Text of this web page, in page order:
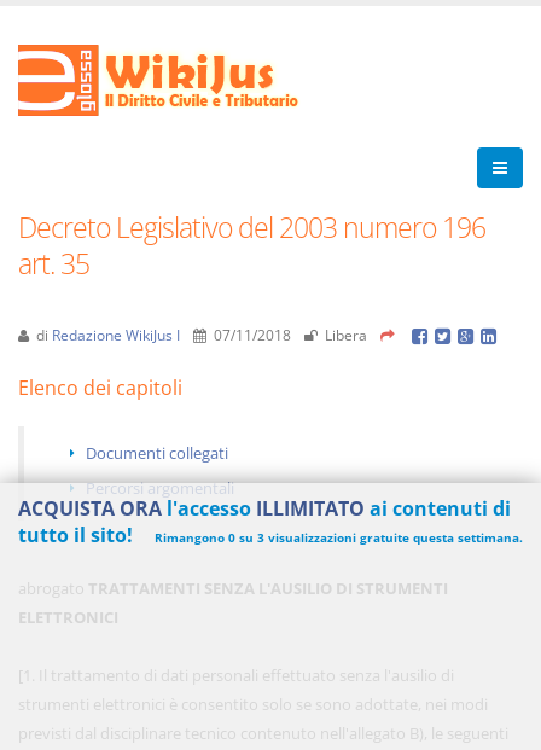
Decreto Legislativo del 2003 numero 196
art. 35
di Redazione WikiJus I 07/11/2018 Libera
Elenco dei capitoli
Documenti collegati
Percorsi argomentali
abrogato TRATTAMENTI SENZA L'AUSILIO DI STRUMENTI
ELETTRONICI
[1. Il trattamento di dati personali effettuato senza l'ausilio di
strumenti elettronici è consentito solo se sono adottate, nei modi
previsti dal disciplinare tecnico contenuto nell'allegato B), le seguenti
ACQUISTA ORA l'accesso ILLIMITATO ai contenuti di
tutto il sito!
Rimangono 0 su 3 visualizzazioni gratuite questa settimana.
570.00€ ,risparmi il 21%!
Acquista ora